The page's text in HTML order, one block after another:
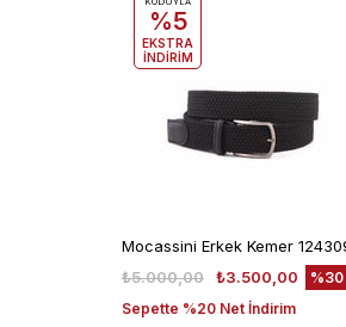
₺3.500,00
₺5.000,00
Sepette %20 Net İndirim
%30
%5
EKSTRA
İNDİRİM